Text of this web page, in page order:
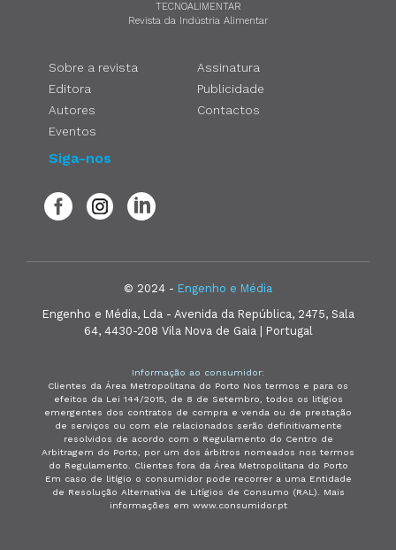
TECNOALIMENTAR
Revista da Indústria Alimentar
Sobre a revista
Editora
Autores
Eventos
Assinatura
Publicidade
Contactos
Siga-nos
© 2024 - Engenho e Média
Engenho e Média, Lda - Avenida da República, 2475, Sala
64, 4430-208 Vila Nova de Gaia | Portugal
Informação ao consumidor:
Clientes da Área Metropolitana do Porto Nos termos e para os
efeitos da Lei 144/2015, de 8 de Setembro, todos os litígios
emergentes dos contratos de compra e venda ou de prestação
de serviços ou com ele relacionados serão definitivamente
resolvidos de acordo com o Regulamento do Centro de
Arbitragem do Porto, por um dos árbitros nomeados nos termos
do Regulamento. Clientes fora da Área Metropolitana do Porto
Em caso de litígio o consumidor pode recorrer a uma Entidade
de Resolução Alternativa de Litígios de Consumo (RAL). Mais
informações em www.consumidor.pt